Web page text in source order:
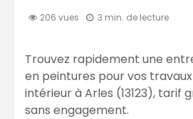
206 vues 3 min. de lecture
Trouvez rapidement une
en peintures pour vos
intérieur à Arles (13123), tarif
sans engagement.